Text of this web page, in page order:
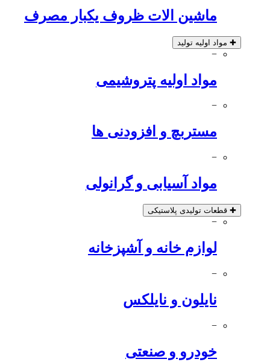
ماشین الات ظروف یکبار مصرف
✚ مواد اولیه تولید
−
مواد اولیه پتروشیمی
−
مستربچ و افزودنی ها
−
مواد آسیابی و گرانولی
✚ قطعات تولیدی پلاستیکی
−
لوازم خانه و آشپزخانه
−
نایلون و نایلکس
−
خودرو و صنعتی